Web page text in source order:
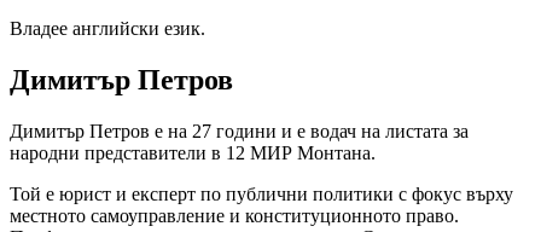
Владее английски език.
Димитър Петров
Димитър Петров е на 27 години и е водач на листата за
народни представители в 12 МИР Монтана.
Той е юрист и експерт по публични политики с фокус върху
местното самоуправление и конституционното право.